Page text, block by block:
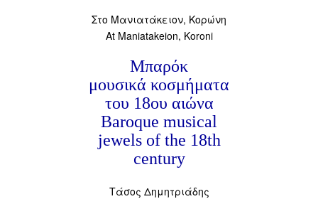
Στο Μανιατάκειον, Κορώνη
At Maniatakeion, Koroni
Μπαρόκ
μουσικά κοσμήματα
του 18ου αιώνα
Baroque musical
jewels of the 18th
century
Τάσος Δημητριάδης